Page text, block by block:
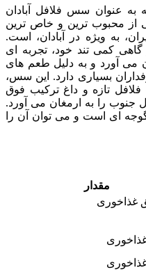
عنوان سس فلافل آبادان
از محبوب ترین و خاص ترین
به ویژه در آبادان، است.
کمی تند خود، تجربه ای
می آورد و به دلیل طعم های
بسیاری دارد. این سس،
تازه و داغ ترکیب فوق
جنوب را به ارمغان می آورد.
ای است و می توان آن را
مقدار